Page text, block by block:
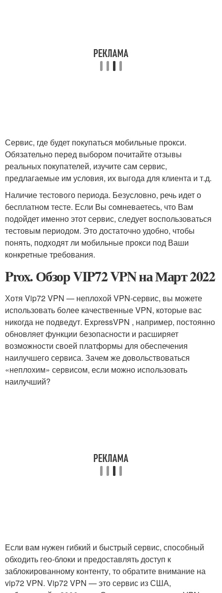
Сервис, где будет покупаться мобильные прокси.
Обязательно перед выбором почитайте отзывы
реальных покупателей, изучите сам сервис,
предлагаемые им условия, их выгода для клиента и т.д.
Наличие тестового периода. Безусловно, речь идет о
бесплатном тесте. Если Вы сомневаетесь, что Вам
подойдет именно этот сервис, следует воспользоваться
тестовым периодом. Это достаточно удобно, чтобы
понять, подходят ли мобильные прокси под Ваши
конкретные требования.
Prox. Обзор VIP72 VPN на Март 2022
Хотя Vip72 VPN — неплохой VPN-сервис, вы можете
использовать более качественные VPN, которые вас
никогда не подведут. ExpressVPN , например, постоянно
обновляет функции безопасности и расширяет
возможности своей платформы для обеспечения
наилучшего сервиса. Зачем же довольствоваться
«неплохим» сервисом, если можно использовать
наилучший?
Если вам нужен гибкий и быстрый сервис, способный
обходить гео-блоки и предоставлять доступ к
заблокированному контенту, то обратите внимание на
vip72 VPN. Vip72 VPN — это сервис из США,